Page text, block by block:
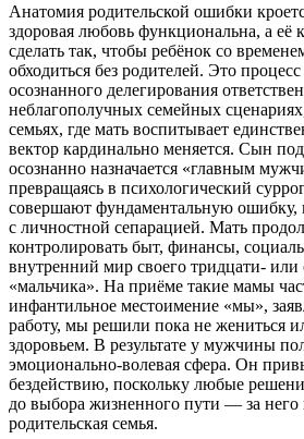
Анатомия родительской ошибки
здоровая любовь функциональна, а её
сделать так, чтобы ребёнок со
обходиться без родителей. Это
осознанного делегирования
неблагополучных семейных
семьях, где мать воспитывает
вектор кардинально меняется. Сын
осознанно назначается «главным
превращаясь в психологический
совершают фундаментальную ошибку,
с личностной сепарацией. Мать
контролировать быт, финансы,
внутренний мир своего тридцати- или
«мальчика». На приёме такие мамы
инфантильное местоимение «мы»,
работу, мы решили пока не жениться
здоровьем. В результате у мужчины
эмоционально-волевая сфера. Он
бездействию, поскольку любые
до выбора жизненного пути — за него
родительская семья.